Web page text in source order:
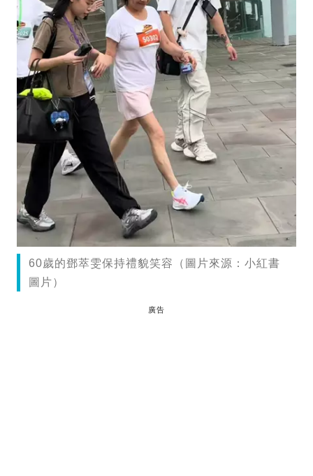
60歲的鄧萃雯保持禮貌笑容（圖片來源：小紅書
圖片）
廣告